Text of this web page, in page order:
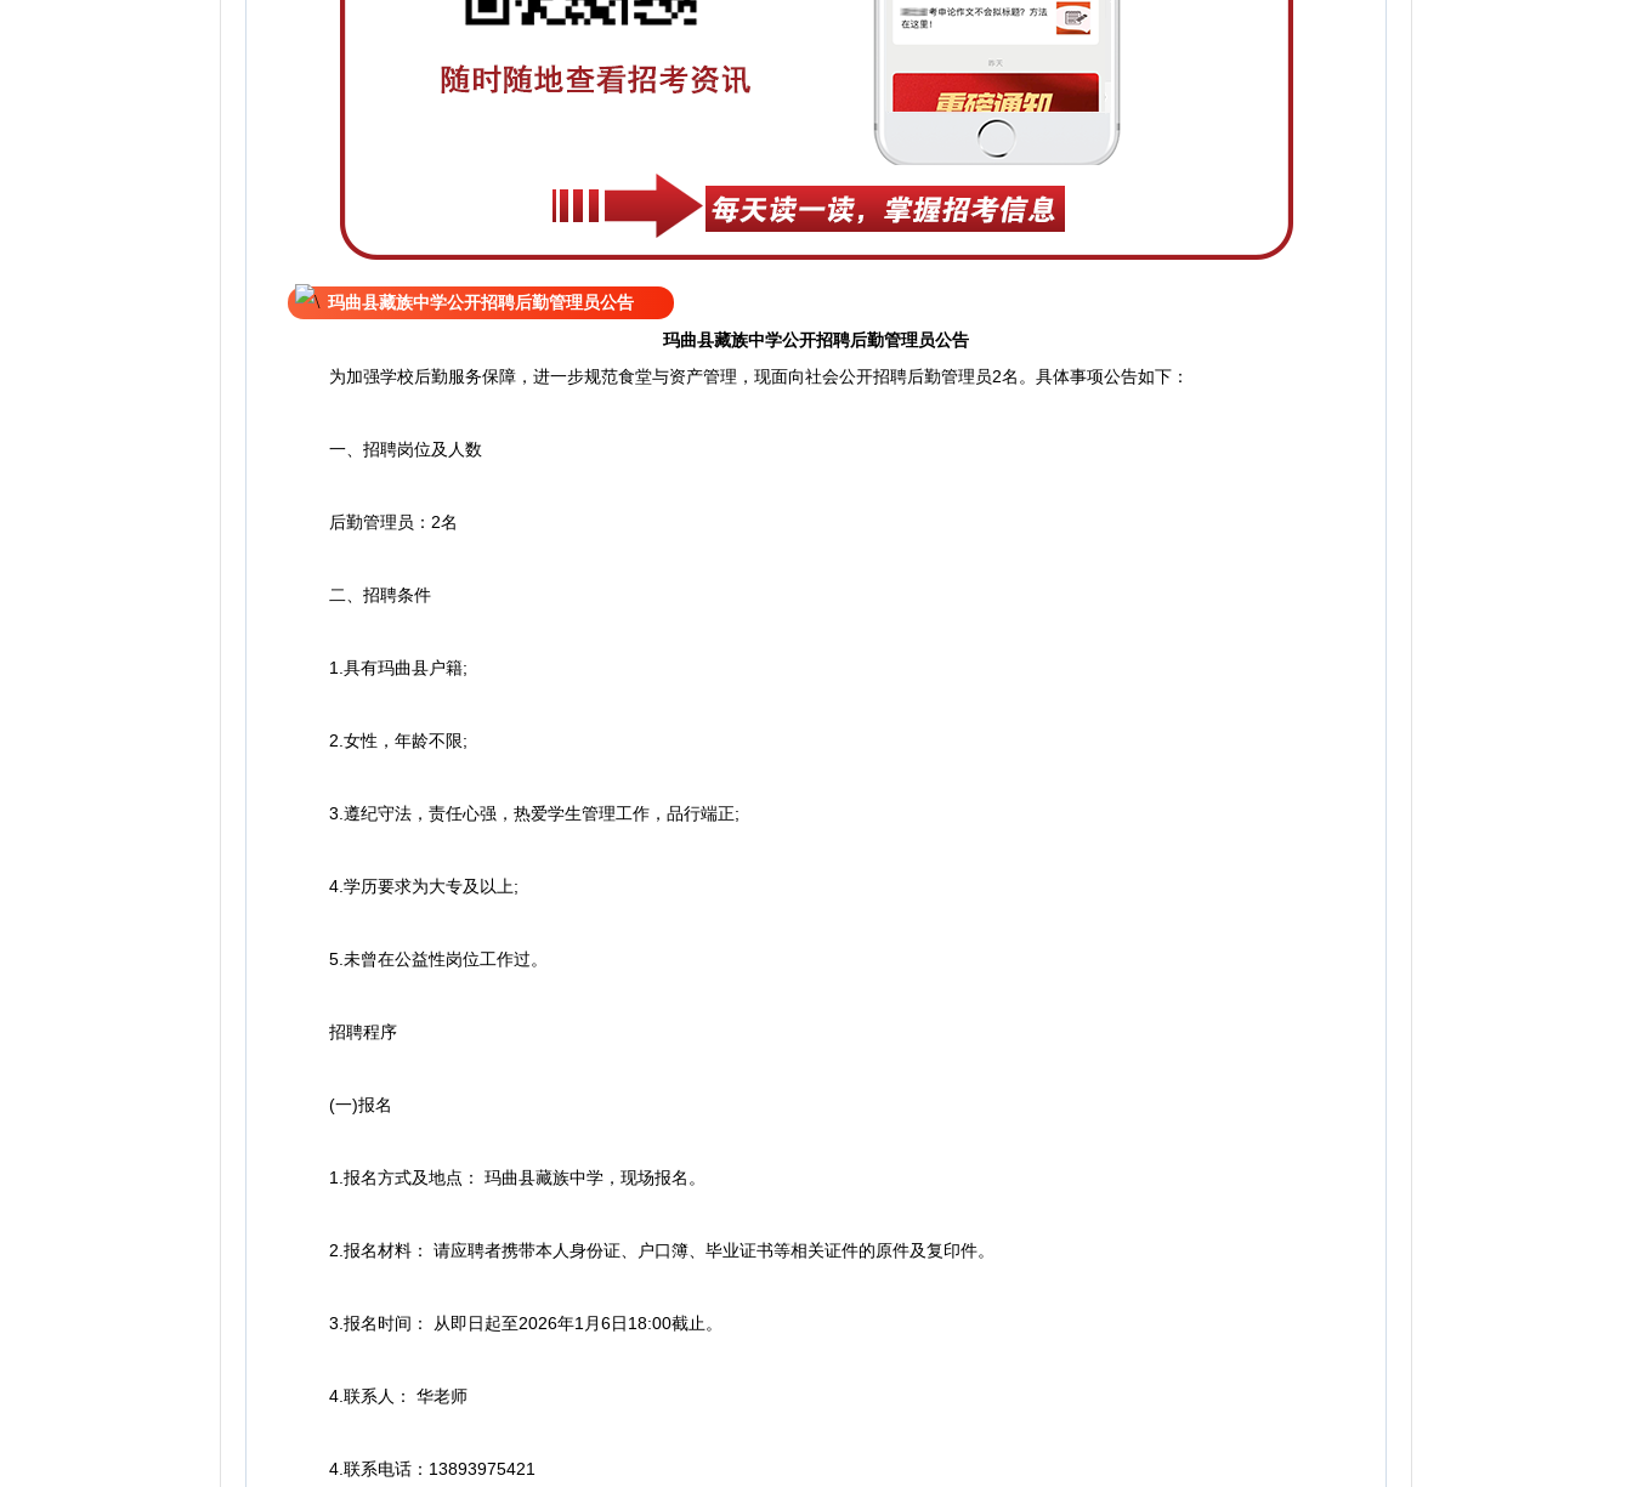
玛曲县藏族中学公开招聘后勤管理员公告
玛曲县藏族中学公开招聘后勤管理员公告
为加强学校后勤服务保障，进一步规范食堂与资产管理，现面向社会公开招聘后勤管理员2名。具体事项公告如下：
一、招聘岗位及人数
后勤管理员：2名
二、招聘条件
1.具有玛曲县户籍;
2.女性，年龄不限;
3.遵纪守法，责任心强，热爱学生管理工作，品行端正;
4.学历要求为大专及以上;
5.未曾在公益性岗位工作过。
招聘程序
(一)报名
1.报名方式及地点： 玛曲县藏族中学，现场报名。
2.报名材料： 请应聘者携带本人身份证、户口簿、毕业证书等相关证件的原件及复印件。
3.报名时间： 从即日起至2026年1月6日18:00截止。
4.联系人： 华老师
4.联系电话：13893975421